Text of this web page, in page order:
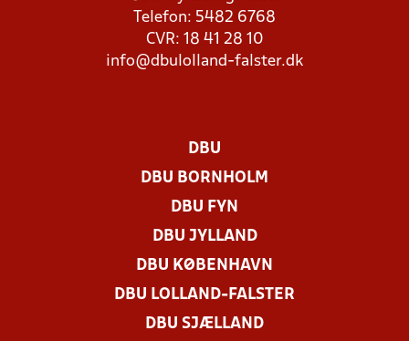
Telefon: 5482 6768
CVR: 18 41 28 10
info@dbulolland-falster.dk
DBU
DBU BORNHOLM
DBU FYN
DBU JYLLAND
DBU KØBENHAVN
DBU LOLLAND-FALSTER
DBU SJÆLLAND